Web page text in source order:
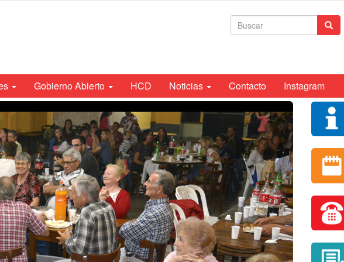
Formulario
búsqueda
Gobierno Abierto HCD Noticias Contacto Instagram